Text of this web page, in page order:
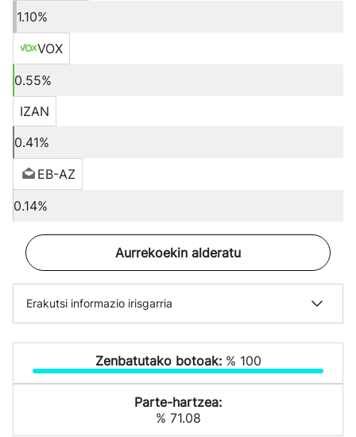
1.10%
VOX
0.55%
IZAN
0.41%
EB-AZ
0.14%
Aurrekoekin alderatu
Erakutsi informazio irisgarria
Zenbatutako botoak: % 100
Parte-hartzea:
% 71.08